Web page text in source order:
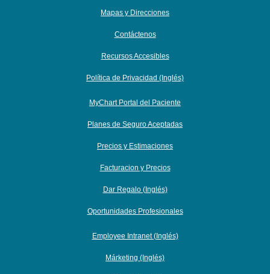
Mapas y Direcciones
Contáctenos
Recursos Accesibles
Política de Privacidad (Inglés)
MyChart Portal del Paciente
Planes de Seguro Aceptadas
Precios y Estimaciones
Facturacion y Precios
Dar Regalo (Inglés)
Oportunidades Profesionales
Employee Intranet (Inglés)
Márketing (Inglés)